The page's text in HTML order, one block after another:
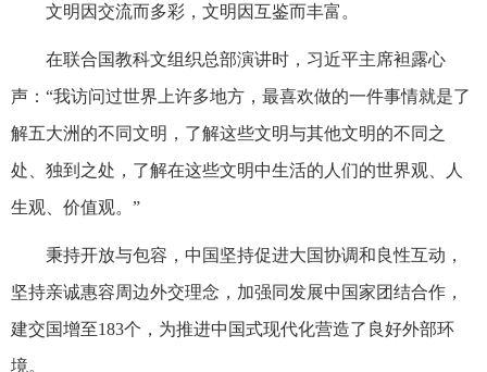
文明因交流而多彩，文明因互鉴而丰富。
在联合国教科文组织总部演讲时，习近平主席袒露心
声：“我访问过世界上许多地方，最喜欢做的一件事情就是了
解五大洲的不同文明，了解这些文明与其他文明的不同之
处、独到之处，了解在这些文明中生活的人们的世界观、人
生观、价值观。”
秉持开放与包容，中国坚持促进大国协调和良性互动，
坚持亲诚惠容周边外交理念，加强同发展中国家团结合作，
建交国增至183个，为推进中国式现代化营造了良好外部环
境。